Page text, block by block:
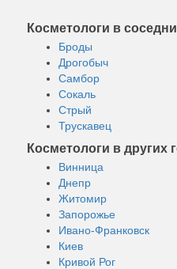
Косметологи в
Броды
Дрогобыч
Самбор
Сокаль
Стрый
Трускавец
Косметологи в других
Винница
Днепр
Житомир
Запорожье
Ивано-Франковск
Киев
Кривой Рог